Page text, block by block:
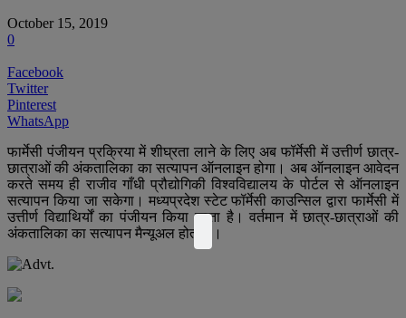
October 15, 2019
0
Facebook
Twitter
Pinterest
WhatsApp
फार्मेसी पंजीयन प्रक्रिया में शीघ्रता लाने के लिए अब फॉर्मेसी में उत्तीर्ण छात्र-
छात्राओं की अंकतालिका का सत्यापन ऑनलाइन होगा। अब ऑनलाइन आवेदन
करते समय ही राजीव गाँधी प्रौद्योगिकी विश्वविद्यालय के पोर्टल से ऑनलाइन
सत्यापन किया जा सकेगा। मध्यप्रदेश स्टेट फॉर्मेसी काउन्सिल द्वारा फार्मेसी में
उत्तीर्ण विद्याथिर्यों का पंजीयन किया जाता है। वर्तमान में छात्र-छात्राओं की
अंकतालिका का सत्यापन मैन्यूअल होता है।